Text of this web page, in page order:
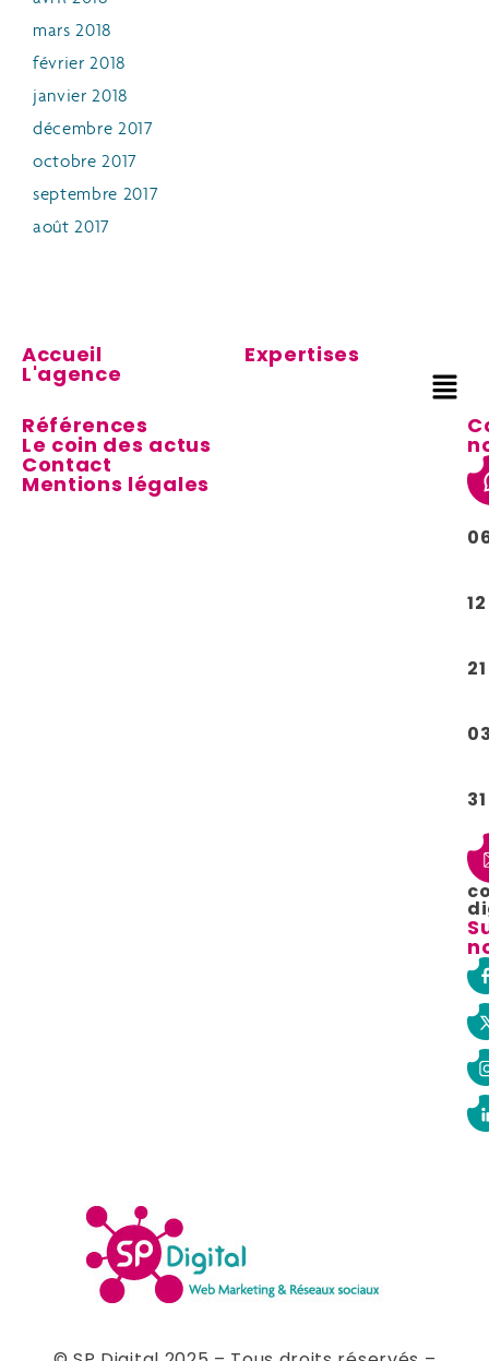
mars 2018
février 2018
janvier 2018
décembre 2017
octobre 2017
septembre 2017
août 2017
Accueil
L'agence
Expertises
Références
Le coin des actus
Contact
Mentions légales
12
21
31